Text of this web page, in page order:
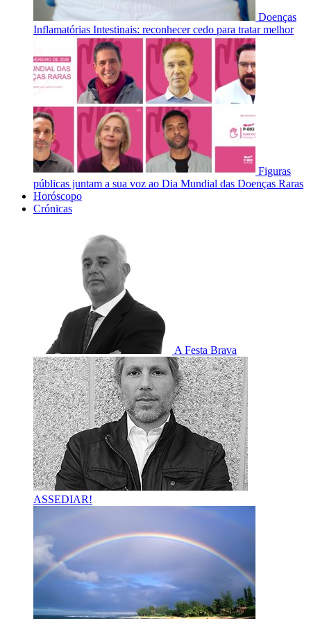
Doenças
Inflamatórias Intestinais: reconhecer cedo para tratar melhor
Figuras
públicas juntam a sua voz ao Dia Mundial das Doenças Raras
Horóscopo
Crónicas
A Festa Brava
ASSEDIAR!